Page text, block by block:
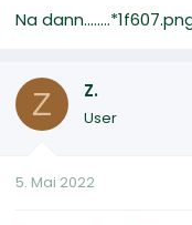
Na
Z Z.
User
5. Mai 2022